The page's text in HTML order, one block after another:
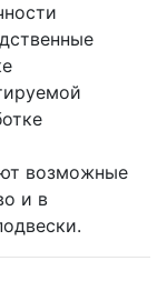
возможные
и в